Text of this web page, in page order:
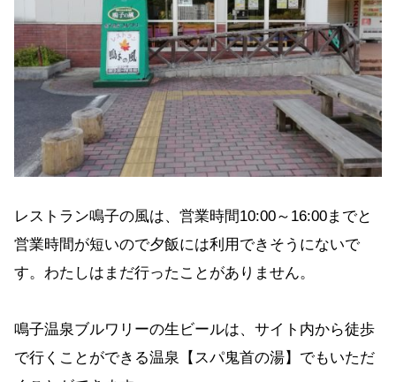
レストラン鳴子の風は、営業時間10:00～16:00までと
営業時間が短いので夕飯には利用できそうにないで
す。わたしはまだ行ったことがありません。
鳴子温泉ブルワリーの生ビールは、サイト内から徒歩
で行くことができる温泉【スパ鬼首の湯】でもいただ